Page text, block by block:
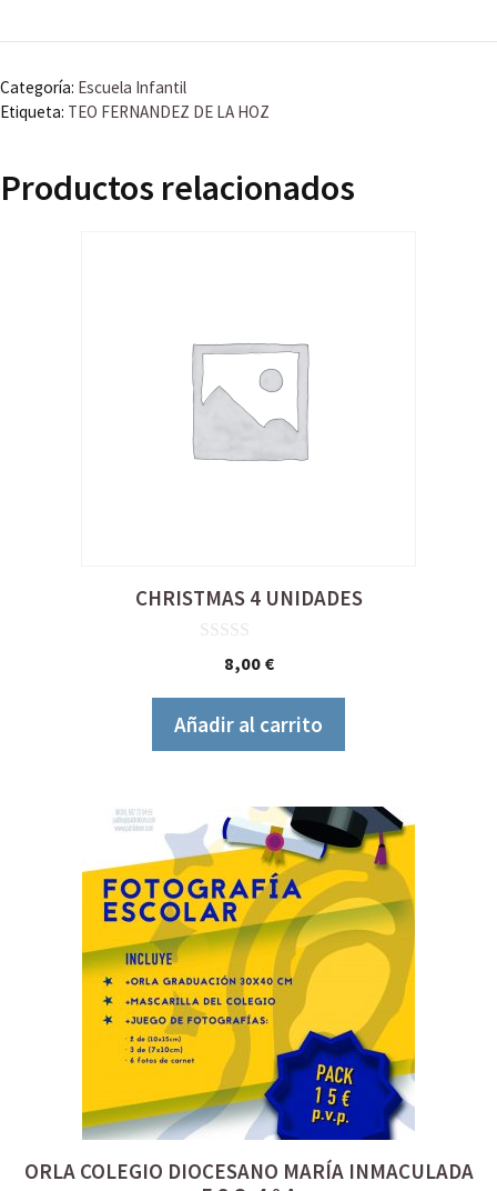
MAGOS
-
TEO
LA
Categoría: Escuela Infantil
Etiqueta: TEO FERNANDEZ DE LA HOZ
Productos relacionados
CHRISTMAS 4 UNIDADES
8,00 €
Añadir al carrito
ORLA COLEGIO DIOCESANO MARÍA INMACULADA